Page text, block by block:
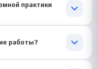
практики
работы?